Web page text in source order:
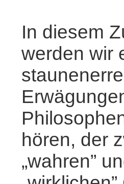
In diesem
werden wir
hören, der
„wahren”